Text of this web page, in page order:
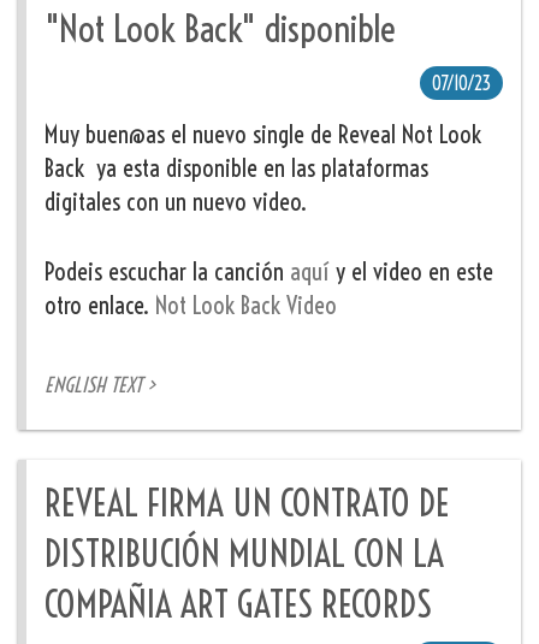
"Not Look Back" disponible
07/10/23
Muy buen@as el nuevo single de Reveal Not Look
Back ya esta disponible en las plataformas
digitales con un nuevo video.
Podeis escuchar la canción aquí y el video en este
otro enlace. Not Look Back Video
ENGLISH TEXT >
REVEAL FIRMA UN CONTRATO DE
DISTRIBUCIÓN MUNDIAL CON LA
COMPAÑIA ART GATES RECORDS